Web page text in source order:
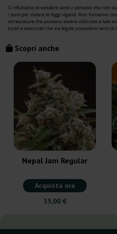
Scopri anche
Nepal Jam Regular
Acquista ora
35,00 €